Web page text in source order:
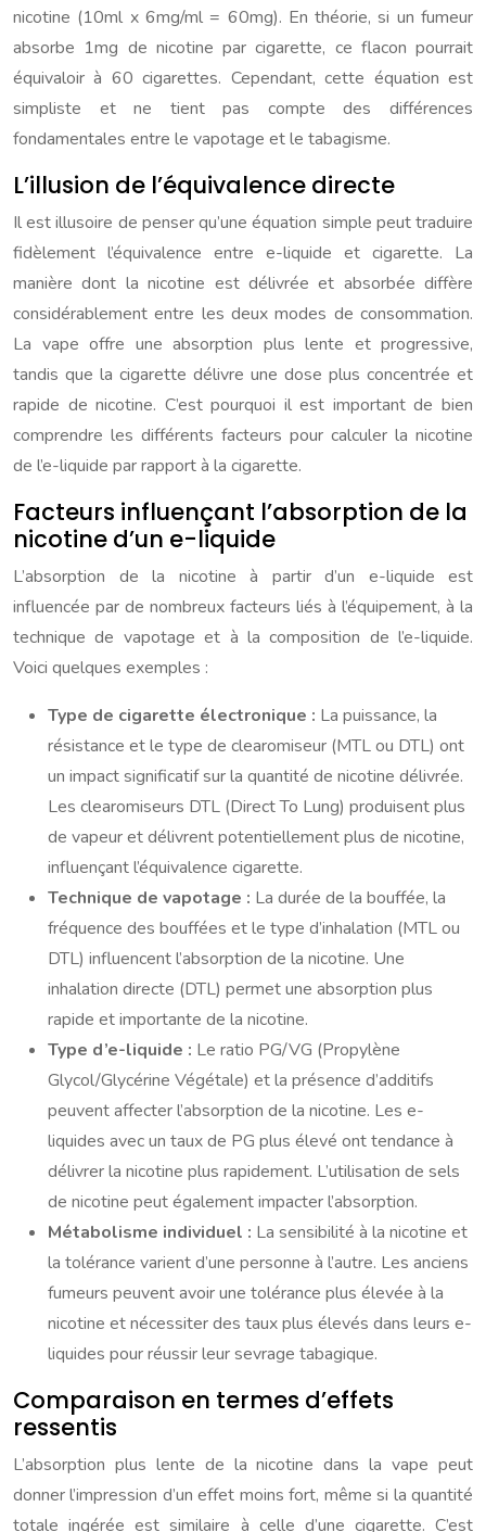
nicotine (10ml x 6mg/ml = 60mg). En théorie, si un fumeur
absorbe 1mg de nicotine par cigarette, ce flacon pourrait
équivaloir à 60 cigarettes. Cependant, cette équation est
simpliste et ne tient pas compte des différences
fondamentales entre le vapotage et le tabagisme.
L’illusion de l’équivalence directe
Il est illusoire de penser qu’une équation simple peut traduire
fidèlement l’équivalence entre e-liquide et cigarette. La
manière dont la nicotine est délivrée et absorbée diffère
considérablement entre les deux modes de consommation.
La vape offre une absorption plus lente et progressive,
tandis que la cigarette délivre une dose plus concentrée et
rapide de nicotine. C’est pourquoi il est important de bien
comprendre les différents facteurs pour calculer la nicotine
de l’e-liquide par rapport à la cigarette.
Facteurs influençant l’absorption de la
nicotine d’un e-liquide
L’absorption de la nicotine à partir d’un e-liquide est
influencée par de nombreux facteurs liés à l’équipement, à la
technique de vapotage et à la composition de l’e-liquide.
Voici quelques exemples :
Type de cigarette électronique : La puissance, la
résistance et le type de clearomiseur (MTL ou DTL) ont
un impact significatif sur la quantité de nicotine délivrée.
Les clearomiseurs DTL (Direct To Lung) produisent plus
de vapeur et délivrent potentiellement plus de nicotine,
influençant l’équivalence cigarette.
Technique de vapotage : La durée de la bouffée, la
fréquence des bouffées et le type d’inhalation (MTL ou
DTL) influencent l’absorption de la nicotine. Une
inhalation directe (DTL) permet une absorption plus
rapide et importante de la nicotine.
Type d’e-liquide : Le ratio PG/VG (Propylène
Glycol/Glycérine Végétale) et la présence d’additifs
peuvent affecter l’absorption de la nicotine. Les e-
liquides avec un taux de PG plus élevé ont tendance à
délivrer la nicotine plus rapidement. L’utilisation de sels
de nicotine peut également impacter l’absorption.
Métabolisme individuel : La sensibilité à la nicotine et
la tolérance varient d’une personne à l’autre. Les anciens
fumeurs peuvent avoir une tolérance plus élevée à la
nicotine et nécessiter des taux plus élevés dans leurs e-
liquides pour réussir leur sevrage tabagique.
Comparaison en termes d’effets
ressentis
L’absorption plus lente de la nicotine dans la vape peut
donner l’impression d’un effet moins fort, même si la quantité
totale ingérée est similaire à celle d’une cigarette. C’est